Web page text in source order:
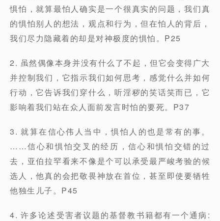
惧怕，就算最怕人确实是一个很真实的问题，我们真
的惧怕别人的想法，观点和行为，但在怕人的背后，
我们尽力隐藏着的却是对神极度的惧怕。P25
2. 虽然偶像本身并没有什么了不起，但它会变得广大
并控制我们，它指示我们如何思考，感觉什么并如何
行动，它告诉我们穿什么，听淫秽的笑话笑而已，它
影响着我们站在众人面前发言时怕的要死。P37
3. 就算在信心伟人当中，惧怕人的也是常有的事。
……信心和惧怕交叉的经历，信心和惧怕交错的过
去，亚伯拉罕看来不像是个可以承受最严峻考验的候
选人，他真的会把敬畏神放在首位，甚至即使要牺牲
他独生儿子。P45
4. 许多论述受害者议题的基督教书籍都有一个通病: